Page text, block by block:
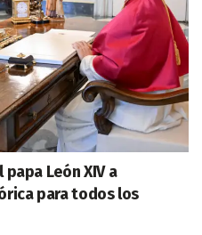
León XIV a
para todos los